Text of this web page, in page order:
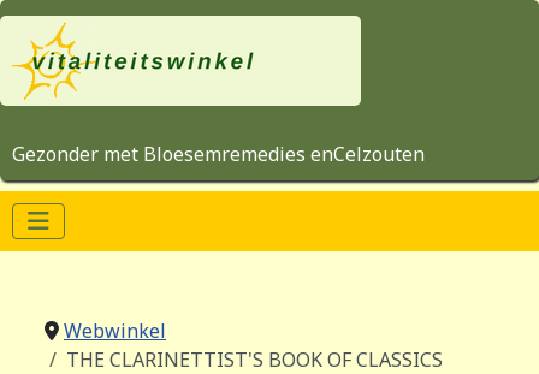
Gezonder met Bloesemremedies enCelzouten
Webwinkel
THE CLARINETTIST'S BOOK OF CLASSICS